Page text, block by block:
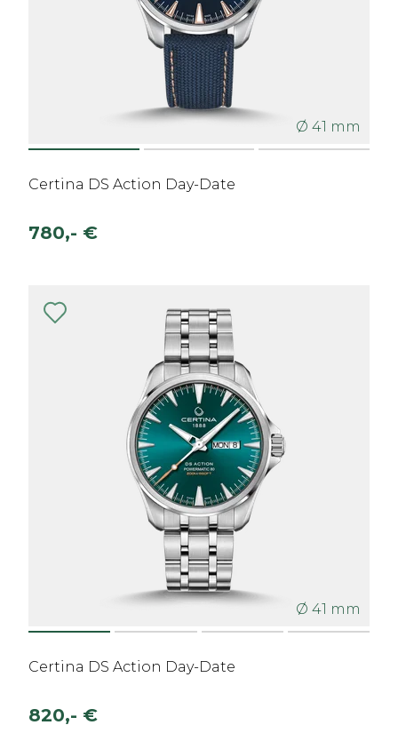
Ø 41 mm
Certina DS Action Day-Date
780,- €
Ø 41 mm
Certina DS Action Day-Date
820,- €